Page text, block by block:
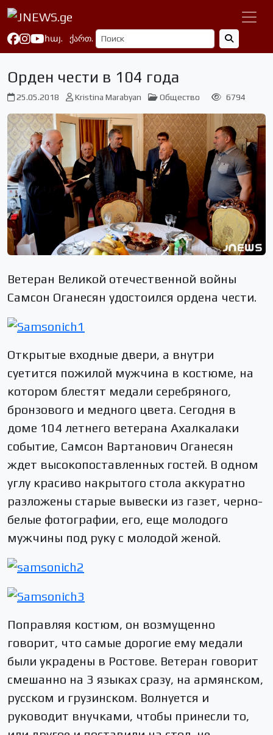
հայ. ქართ.
Орден чести в 104 года
25.05.2018 Kristina Marabyan Общество 6794
Ветеран Великой отечественной войны
Самсон Оганесян удостоился ордена чести.
Открытые входные двери, а внутри
суетится пожилой мужчина в костюме, на
котором блестят медали серебряного,
бронзового и медного цвета. Сегодня в
доме 104 летнего ветерана Ахалкалаки
событие, Самсон Вартанович Оганесян
ждет высокопоставленных гостей. В одном
углу красиво накрытого стола аккуратно
разложены старые вывески из газет, черно-
белые фотографии, его, еще молодого
мужчины под руку с молодой женой.
Поправляя костюм, он возмущенно
говорит, что самые дорогие ему медали
были украдены в Ростове. Ветеран говорит
смешанно на 3 языках сразу, на армянском,
русском и грузинском. Волнуется и
руководит внучками, чтобы принесли то,